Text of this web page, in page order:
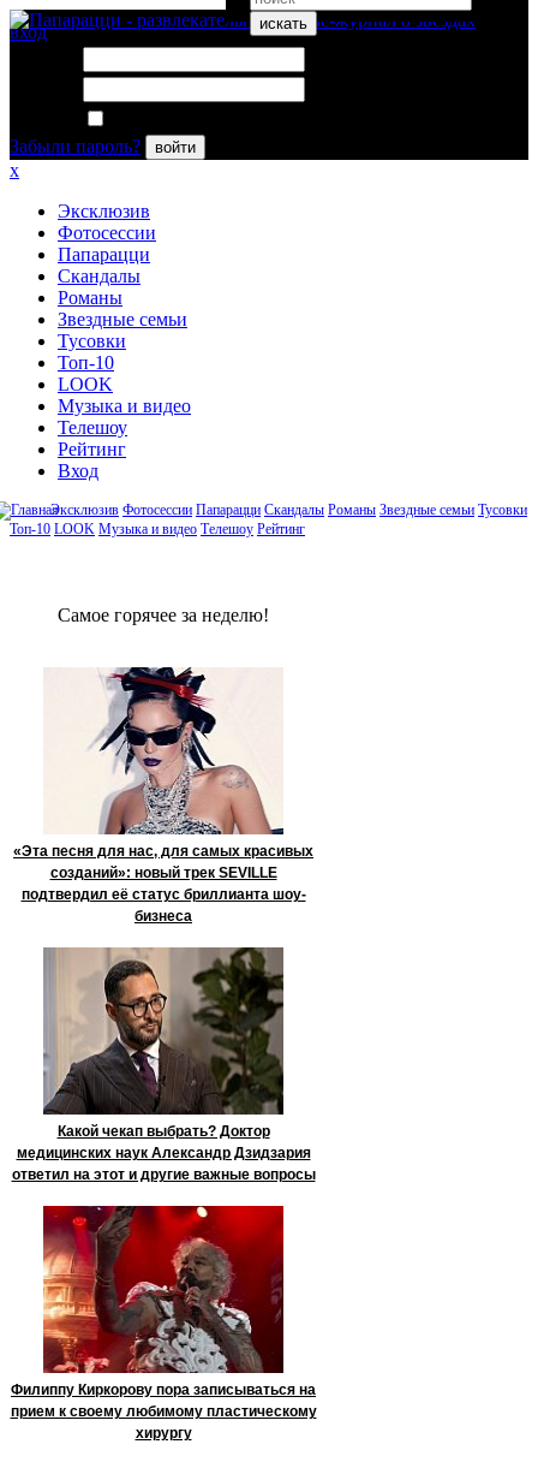
искать
вход
Забыли пароль?
войти
x
Эксклюзив
Фотосессии
Папарацци
Скандалы
Романы
Звездные семьи
Тусовки
Топ-10
LOOK
Музыка и видео
Телешоу
Рейтинг
Вход
Эксклюзив Фотосессии Папарацци Скандалы Романы Звездные семьи Тусовки
Топ-10 LOOK Музыка и видео Телешоу Рейтинг
Сaмое гoрячее за неделю!
«Эта песня для нас, для самых красивых
созданий»: новый трек SEVILLE
подтвердил её статус бриллианта шоу-
бизнеса
Какой чекап выбрать? Доктор
медицинских наук Александр Дзидзария
ответил на этот и другие важные вопросы
Филиппу Киркорову пора записываться на
прием к своему любимому пластическому
хирургу